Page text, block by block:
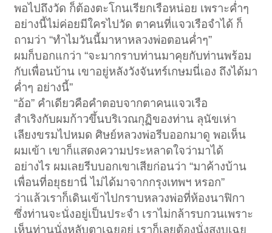
พอไปถึงวัด ก็ต้องตะโกนเรียกเรือหน่อย เพราะค่ำๆ
อย่างนี้ไม่ค่อยมีใครไปวัด ตาคนที่แจวเรือจำได้ ก็
ถามว่า “ทำไมวันนี้มาหาหลวงพ่อตอนค่ำๆ”
ผมก็บอกแกว่า “จะมากราบท่านมาคุยกับท่านพร้อม
กับเพื่อนบ้าน เขาอยู่หลังวังจันทร์เกษมนี่เอง ถึงได้มา
ค่ำๆ อย่างนี้”
“อ้อ” คำเดียวคือคำตอบจากตาคนแจวเรือ
สำเริงกับผมก้าวขึ้นบริเวณกุฏิของท่าน ลุนัขเห่า
เลียงขรมไปหมด ศิษย์หลวงพ่อรีบออกมาดู พอเห็น
ผมเข้า เขาก็แสดงความประหลาดใจว่ามาได้
อย่างไร ผมเลยรีบบอกเขาเสียก่อนว่า “มาค้างบ้าน
เพื่อนที่อยุธยานี่ ไม่ได้มาจากกรุงเทพฯ หรอก”
ว่าแล้วเราก็เดินเข้าไปกราบหลวงพ่อที่ห้องนาฟิกา
ซึ่งท่านจะนั่งอยู่เป็นประจำ เราไม่กล้ารบกวนเพราะ
เห็นท่านนั่งหลับตาเฉยอยู่ เราก็เลยต้องนั่งสงบเฉย